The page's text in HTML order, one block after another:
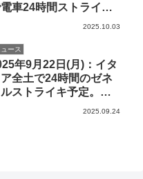
車24時間ストライ
2025.10.03
ュース
年9月22日(月)：イタ
ア全土で24時間のゼネ
ストライキ予定。鉄
2025.09.24